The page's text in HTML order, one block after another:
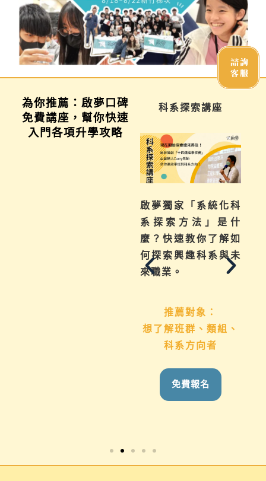
為你推薦：啟夢口碑
免費講座，幫你快速
入門各項升學攻略
學習歷程說明會 科系探索講座
啟夢獨家「系統化科
系探索方法」是什
麼？快速教你了解如
何探索興趣科系與未
來職業。
推薦對象：
想了解班群、類組、
科系方向者
免費報名
諮詢
客服